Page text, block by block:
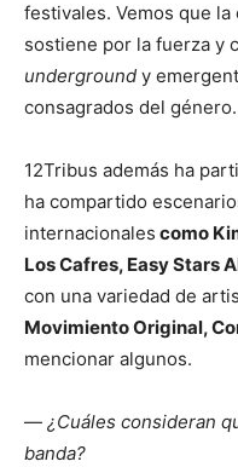
festivales. Vemos que
sostiene por la fuerza y
underground y
consagrados del género.
12Tribus además ha
ha compartido
internacionales como
Los Cafres, Easy Stars
con una variedad de
Movimiento Original,
mencionar algunos.
— ¿Cuáles consideran
banda?